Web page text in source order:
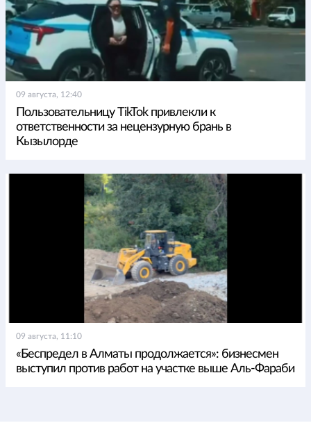
09 августа, 12:40
Пользовательницу TikTok привлекли к
ответственности за нецензурную брань в
Кызылорде
09 августа, 11:10
«Беспредел в Алматы продолжается»: бизнесмен
выступил против работ на участке выше Аль-Фараби